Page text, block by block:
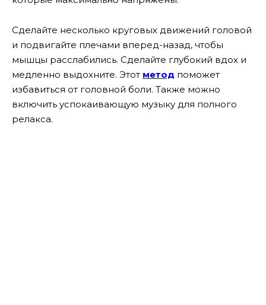
Сделайте несколько круговых движений головой
и подвигайте плечами вперед-назад, чтобы
мышцы расслабились. Сделайте глубокий вдох и
медленно выдохните. Этот метод поможет
избавиться от головной боли. Также можно
включить успокаивающую музыку для полного
релакса.